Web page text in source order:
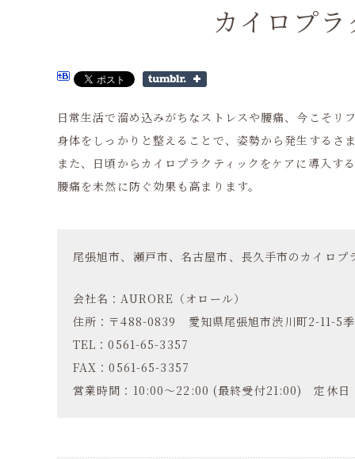
カイロプ
日常生活で溜め込みがちなストレスや腰痛、今こそリ
身体をしっかりと整えることで、姿勢から発生するさ
また、日頃からカイロプラクティックをケアに導入す
腰痛を未然に防ぐ効果も高まります。
尾張旭市、瀬戸市、名古屋市、長久手市のカイロ
会社名：AURORE（オロール）
住所：〒488-0839 愛知県尾張旭市渋川町2-11-5
TEL：0561-65-3357
FAX：0561-65-3357
営業時間：10:00～22:00 (最終受付21:00) 定休日